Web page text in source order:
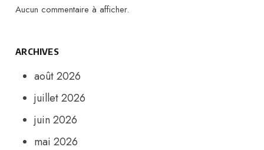
Aucun commentaire à afficher.
ARCHIVES
août 2026
juillet 2026
juin 2026
mai 2026